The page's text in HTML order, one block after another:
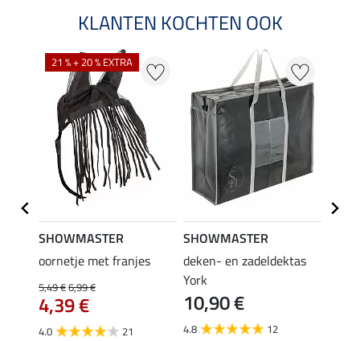
KLANTEN KOCHTEN OOK
21 % + 20 % EXTRA
SHOWMASTER
oornetje met franjes
5,49 €6,99 €
4,39 €
4.0 21
SHOWMASTER
deken- en zadeldektas
York
10,90 €
4.8 12